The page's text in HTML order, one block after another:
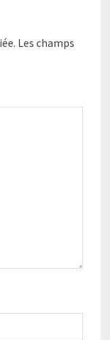
Les champs